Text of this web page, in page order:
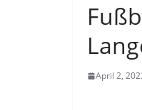
April 2,